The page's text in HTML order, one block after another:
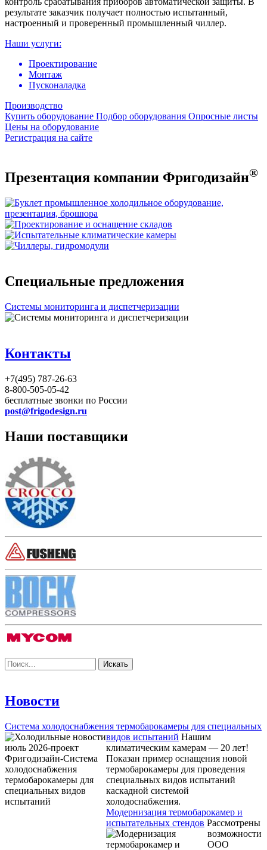
результате заказчик получает полностью испытанный,
настроенный и проверенный промышленный чиллер.
Наши услуги:
Проектирование
Монтаж
Пусконаладка
Производство
Купить оборудование Подбор оборудования Опросные листы
Цены на оборудование
Регистрация на сайте
Презентация компании Фригодизайн®
Специальные предложения
Системы мониторинга и диспетчеризации
Контакты
+7(495) 787-26-63
8-800-505-05-42
бесплатные звонки по России
post@frigodesign.ru
Наши поставщики
Новости
Система холодоснабжения термобарокамеры для специальных
видов испытаний Нашим
климатическим камерам — 20 лет!
Показан пример оснащения новой
термобарокамеры для проведения
специальных видов испытаний
каскадной системой
холодоснабжения.
Модернизация термобарокамер и
испытательных стендов Рассмотрены
возможности
ООО